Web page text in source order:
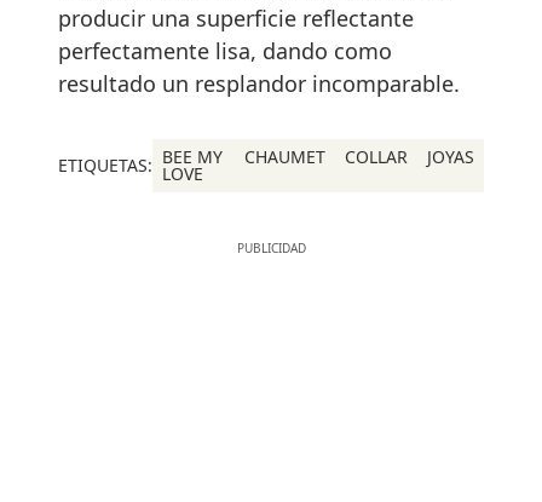
producir una superficie reflectante
perfectamente lisa, dando como
resultado un resplandor incomparable.
ETIQUETAS: BEE MY
LOVE
CHAUMET COLLAR JOYAS